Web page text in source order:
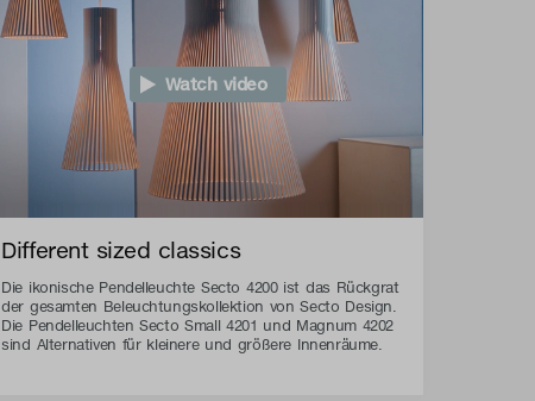
Watch video
Different sized classics
Die ikonische Pendelleuchte Secto 4200 ist das Rückgrat
der gesamten Beleuchtungskollektion von Secto Design.
Die Pendelleuchten Secto Small 4201 und Magnum 4202
sind Alternativen für kleinere und größere Innenräume.